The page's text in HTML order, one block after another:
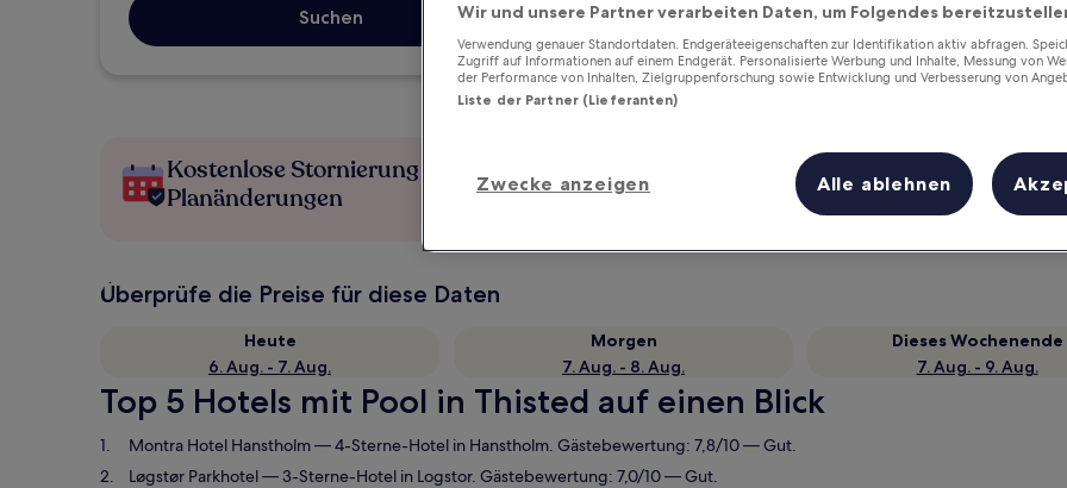
Suchen
Kostenlose Stornierung bei
Planänderungen
Verdiene Prämien für jede
wahrgenommene Übernachtung
Überprüfe die Preise für diese Daten
Heute
6. Aug. - 7. Aug.
Morgen
7. Aug. - 8. Aug.
Dieses Wochenende
7. Aug. - 9. Aug.
Top 5 Hotels mit Pool in Thisted auf einen Blick
Montra Hotel Hanstholm— 4-Sterne-Hotel in Hanstholm. Gästebewertung: 7,8/10 — Gut.
Løgstør Parkhotel— 3-Sterne-Hotel in Logstor. Gästebewertung: 7,0/10 — Gut.
Wir und unsere Partner verarbeiten Daten, um Folgendes
Verwendung genauer Standortdaten. Endgeräteeigenschaften zur Identifikation aktiv abfragen.
Zugriff auf Informationen auf einem Endgerät. Personalisierte Werbung und Inhalte, Messung von
der Performance von Inhalten, Zielgruppenforschung sowie Entwicklung und Verbesserung von
Liste der Partner (Lieferanten)
Zwecke anzeigen Alle ablehnen